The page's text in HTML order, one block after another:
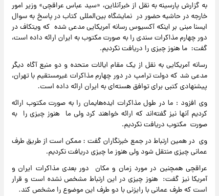
به گزارش پارسینه به نقل از خبرآنلاین، «سید عباس عراقچی» وزیر امور
خارجه در حاشیه حضور در نمایشگاه بین‌المللی کتاب در پاسخ به سوال
ایسنا مبنی بر اینکه آکسیوس رسانه آمریکایی مدعی شده که ویتکاف در
دور چهارم مذاکرات سندی را به صورت مکتوب به ایران ارائه داده است،
گفت: ما هنوز چیزی را دریافت نکردیم.
رسانه آمریکایی به نقل از یک مقام ایالات متحده و دو منبع آگاه دیگر
مدعی شد که دولت ترامپ در دور چهارم مذاکرات غیرمستقیم با تهران،
پیشنهادی کتبی برای توافق هسته‌ای به ایران ارائه داده است.
وی افزود : ما در طول مذاکرات ایده‌هایمان را به صورت مکتوب ارائه
کردیم آنها نیز گفته‌اند که ارائه خواهند کرد ولی ما هنوز چیزی را به
صورت مکتوب دریافت نکردیم.
وی در همین ارتباط در جمع خبرنگاران گفت : ممکن است از طریق طرف
عمانی چیزی منتقل شود ولی هنوز ما چیزی دریافت نکردیم.
عراقچی همچنین در مورد زمان و مکان دور بعدی مذاکرات ایران و
آمریکا نیز گفت: هنوز چیزی در این ارتباط مشخص نشده است و قرار
است که طرف عمانی با رایزنی با دو طرف این موضوع را مشخص کند.